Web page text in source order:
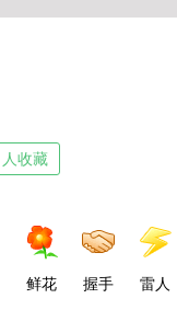
收藏
鲜花 握手 雷人